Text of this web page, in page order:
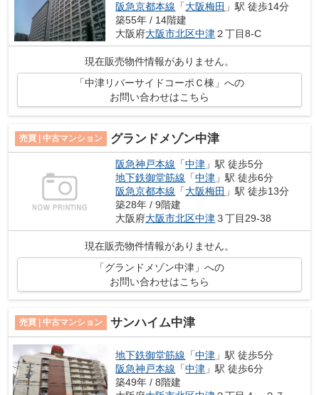
阪急京都本線 「大阪梅田 」駅 徒歩14分
築55年 / 14階建
大阪府大阪市北区中津２丁目8-C
現在販売物件情報がありません。
「中津リバーサイドコーポＣ棟」への
お問い合わせはこちら
売買 | 中古マンション グランドメゾン中津
阪急神戸本線 「中津 」駅 徒歩5分
地下鉄御堂筋線 「中津 」駅 徒歩6分
阪急京都本線 「大阪梅田 」駅 徒歩13分
築28年 / 9階建
大阪府大阪市北区中津３丁目29-38
現在販売物件情報がありません。
「グランドメゾン中津」への
お問い合わせはこちら
売買 | 中古マンション サンハイム中津
地下鉄御堂筋線 「中津 」駅 徒歩5分
阪急神戸本線 「中津 」駅 徒歩6分
築49年 / 8階建